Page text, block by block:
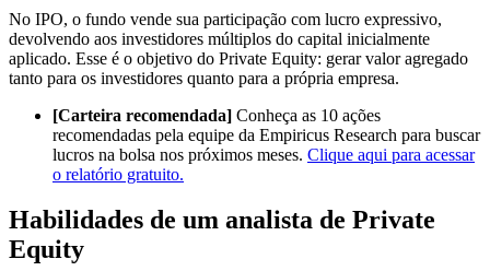
No IPO, o fundo vende sua participação com lucro expressivo,
devolvendo aos investidores múltiplos do capital inicialmente
aplicado. Esse é o objetivo do Private Equity: gerar valor agregado
tanto para os investidores quanto para a própria empresa.
[Carteira recomendada] Conheça as 10 ações
recomendadas pela equipe da Empiricus Research para buscar
lucros na bolsa nos próximos meses. Clique aqui para acessar
o relatório gratuito.
Habilidades de um analista de Private
Equity